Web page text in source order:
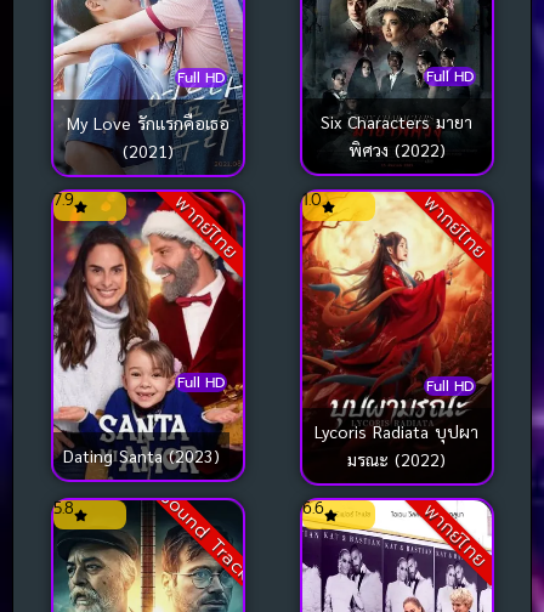
Full HD
My Love รักแรกคือเธอ
(2021)
Full HD
Six Characters มายา
พิศวง (2022)
พากย์ไทย
Full HD
7.9
Dating Santa (2023)
พากย์ไทย
Full HD
1.0
Lycoris Radiata บุปผา
มรณะ (2022)
Sound Track
5.8 พากย์ไทย
6.6